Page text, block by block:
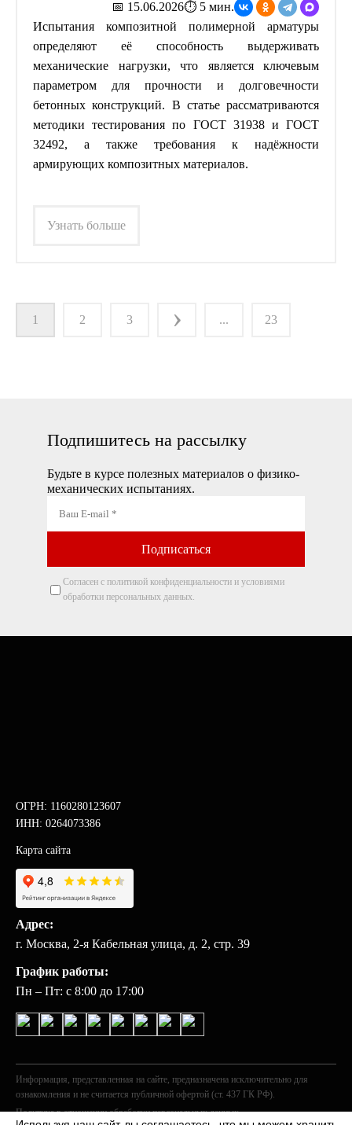
📅 15.06.2026⏱ 5 мин.
Испытания композитной полимерной арматуры
определяют её способность выдерживать
механические нагрузки, что является ключевым
параметром для прочности и долговечности
бетонных конструкций. В статье рассматриваются
методики тестирования по ГОСТ 31938 и ГОСТ
32492, а также требования к надёжности
армирующих композитных материалов.
Узнать больше
1 2 3 › ... 23
Подпишитесь на рассылку
Будьте в курсе полезных материалов о физико-
механических испытаниях.
Согласен с политикой конфиденциальности и условиями
обработки персональных данных.
ОГРН: 1160280123607
ИНН: 0264073386
Карта сайта
Адрес:
г. Москва, 2-я Кабельная улица, д. 2, стр. 39
График работы:
Пн – Пт: с 8:00 до 17:00
Информация, представленная на сайте, предназначена исключительно для
ознакомления и не считается публичной офертой (ст. 437 ГК РФ).
Политика в отношении обработки персональных данных